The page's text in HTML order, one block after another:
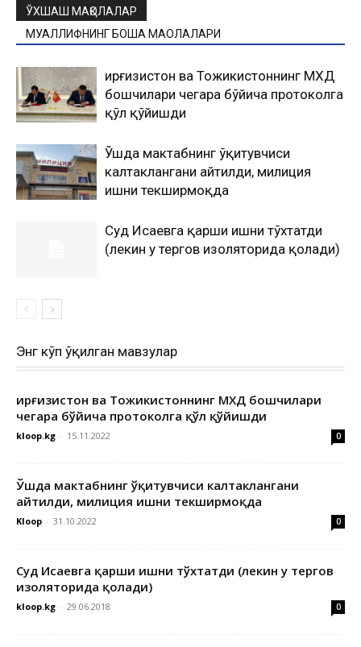
ЎХШАШ МАҚОЛАЛАР
МУАЛЛИФНИНГ БОШҚА МАҚОЛАЛАРИ
Қирғизистон ва Тожикистоннинг МХДҚ
бошчилари чегара бўйича протоколга
қўл қўйишди
Ўшда мактабнинг ўқитувчиси
калтаклангани айтилди, милиция
ишни текширмоқда
Суд Исаевга қарши ишни тўхтатди
(лекин у тергов изоляторида қолади)
Энг кўп ўқилган мавзулар
Қирғизистон ва Тожикистоннинг МХДҚ бошчилари
чегара бўйича протоколга қўл қўйишди
kloop.kg - 15.11.2022 0
Ўшда мактабнинг ўқитувчиси калтаклангани
айтилди, милиция ишни текширмоқда
Kloop - 31.10.2022 0
Суд Исаевга қарши ишни тўхтатди (лекин у тергов
изоляторида қолади)
kloop.kg - 29.06.2018 0